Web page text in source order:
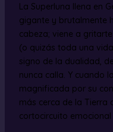
La Superluna llena en
gigante y brutalmente
cabeza; viene a
(o quizás toda una
signo de la dualidad,
nunca calla. Y cuando
magnificada por su
más cerca de la Tierra
cortocircuito emocional